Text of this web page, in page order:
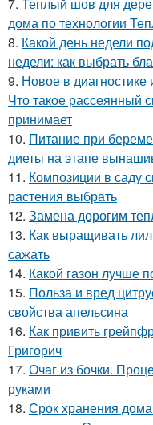
дома по технологии
8. Какой день недели
недели: как выбрать
9. Новое в диагностике
Что такое рассеянный
принимает
10. Питание при
диеты на этапе
11. Композиции в саду
растения выбрать
12. Замена дорогим
13. Как выращивать
сажать
14. Какой газон лучше
15. Польза и вред
свойства апельсина
16. Как привить
Григорич
17. Очаг из бочки.
руками
18. Срок хранения